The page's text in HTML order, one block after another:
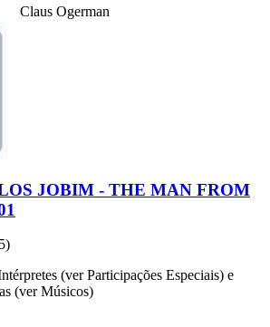
Claus Ogerman
JOBIM - THE MAN FROM
(ver Participações Especiais) e
(ver Músicos)